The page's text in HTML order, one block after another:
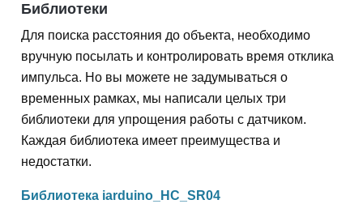
Библиотеки
Для поиска расстояния до объекта, необходимо
вручную посылать и контролировать время отклика
импульса. Но вы можете не задумываться о
временных рамках, мы написали целых три
библиотеки для упрощения работы с датчиком.
Каждая библиотека имеет преимущества и
недостатки.
Библиотека iarduino_HC_SR04